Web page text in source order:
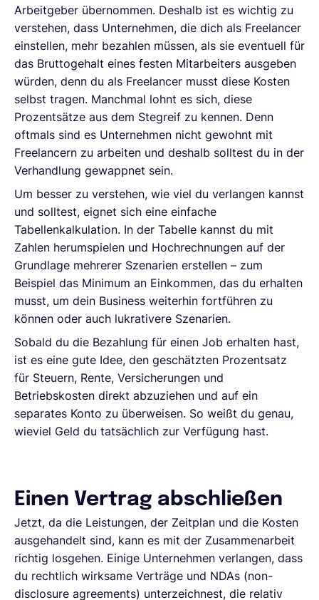
Arbeitgeber übernommen. Deshalb ist es wichtig zu
verstehen, dass Unternehmen, die dich als Freelancer
einstellen, mehr bezahlen müssen, als sie eventuell für
das Bruttogehalt eines festen Mitarbeiters ausgeben
würden, denn du als Freelancer musst diese Kosten
selbst tragen. Manchmal lohnt es sich, diese
Prozentsätze aus dem Stegreif zu kennen. Denn
oftmals sind es Unternehmen nicht gewohnt mit
Freelancern zu arbeiten und deshalb solltest du in der
Verhandlung gewappnet sein.
Um besser zu verstehen, wie viel du verlangen kannst
und solltest, eignet sich eine einfache
Tabellenkalkulation. In der Tabelle kannst du mit
Zahlen herumspielen und Hochrechnungen auf der
Grundlage mehrerer Szenarien erstellen – zum
Beispiel das Minimum an Einkommen, das du erhalten
musst, um dein Business weiterhin fortführen zu
können oder auch lukrativere Szenarien.
Sobald du die Bezahlung für einen Job erhalten hast,
ist es eine gute Idee, den geschätzten Prozentsatz
für Steuern, Rente, Versicherungen und
Betriebskosten direkt abzuziehen und auf ein
separates Konto zu überweisen. So weißt du genau,
wieviel Geld du tatsächlich zur Verfügung hast.
Einen Vertrag abschließen
Jetzt, da die Leistungen, der Zeitplan und die Kosten
ausgehandelt sind, kann es mit der Zusammenarbeit
richtig losgehen. Einige Unternehmen verlangen, dass
du rechtlich wirksame Verträge und NDAs (non-
disclosure agreements) unterzeichnest, die relativ